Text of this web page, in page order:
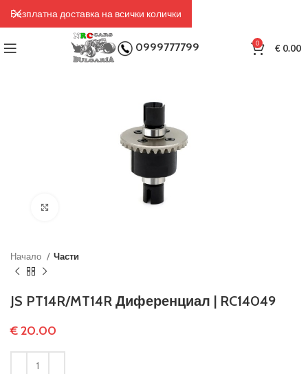
0999777799 0 €0.00
Начало Части
JS PT14R/MT14R Диференциал | RC14049
€ 20.00
Безплатна доставка на всички колички